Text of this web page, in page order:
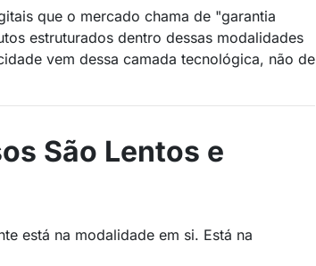
que o mercado chama de "garantia
estruturados dentro dessas modalidades
vem dessa camada tecnológica, não de
São Lentos e
está na modalidade em si. Está na